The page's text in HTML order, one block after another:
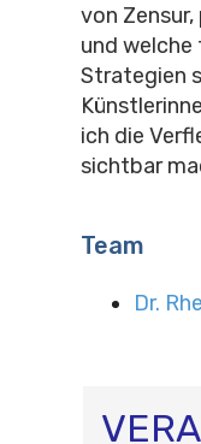
von
und
Strategien
ich die
sichtbar
Team
Dr.